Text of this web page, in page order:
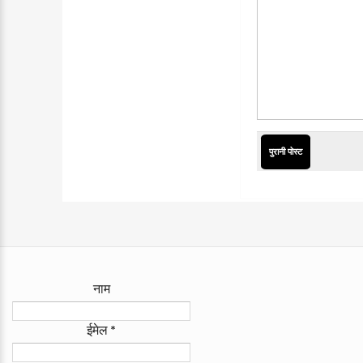
पुरानी पोस्ट
नाम
ईमेल *